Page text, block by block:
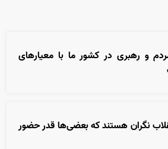
و رهبری در کشور ما با معیار‌های
نگران هستند که بعضی‌ها قدر حضور